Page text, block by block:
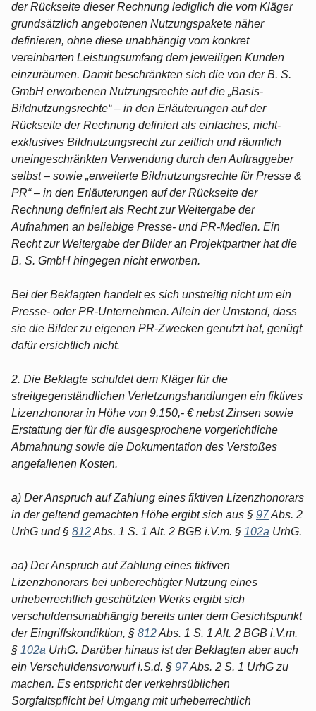
der Rückseite dieser Rechnung lediglich die vom Kläger
grundsätzlich angebotenen Nutzungspakete näher
definieren, ohne diese unabhängig vom konkret
vereinbarten Leistungsumfang dem jeweiligen Kunden
einzuräumen. Damit beschränkten sich die von der B. S.
GmbH erworbenen Nutzungsrechte auf die „Basis-
Bildnutzungsrechte“ ‒ in den Erläuterungen auf der
Rückseite der Rechnung definiert als einfaches, nicht-
exklusives Bildnutzungsrecht zur zeitlich und räumlich
uneingeschränkten Verwendung durch den Auftraggeber
selbst ‒ sowie „erweiterte Bildnutzungsrechte für Presse &
PR“ ‒ in den Erläuterungen auf der Rückseite der
Rechnung definiert als Recht zur Weitergabe der
Aufnahmen an beliebige Presse- und PR-Medien. Ein
Recht zur Weitergabe der Bilder an Projektpartner hat die
B. S. GmbH hingegen nicht erworben.
Bei der Beklagten handelt es sich unstreitig nicht um ein
Presse- oder PR-Unternehmen. Allein der Umstand, dass
sie die Bilder zu eigenen PR-Zwecken genutzt hat, genügt
dafür ersichtlich nicht.
2. Die Beklagte schuldet dem Kläger für die
streitgegenständlichen Verletzungshandlungen ein fiktives
Lizenzhonorar in Höhe von 9.150,- € nebst Zinsen sowie
Erstattung der für die ausgesprochene vorgerichtliche
Abmahnung sowie die Dokumentation des Verstoßes
angefallenen Kosten.
a) Der Anspruch auf Zahlung eines fiktiven Lizenzhonorars
in der geltend gemachten Höhe ergibt sich aus § 97Abs. 2
UrhG und § 812Abs. 1 S. 1 Alt. 2 BGB i.V.m. § 102a UrhG.
aa) Der Anspruch auf Zahlung eines fiktiven
Lizenzhonorars bei unberechtigter Nutzung eines
urheberrechtlich geschützten Werks ergibt sich
verschuldensunabhängig bereits unter dem Gesichtspunkt
der Eingriffskondiktion, § 812Abs. 1 S. 1 Alt. 2 BGB i.V.m.
§ 102a UrhG. Darüber hinaus ist der Beklagten aber auch
ein Verschuldensvorwurf i.S.d. § 97Abs. 2 S. 1 UrhG zu
machen. Es entspricht der verkehrsüblichen
Sorgfaltspflicht bei Umgang mit urheberrechtlich